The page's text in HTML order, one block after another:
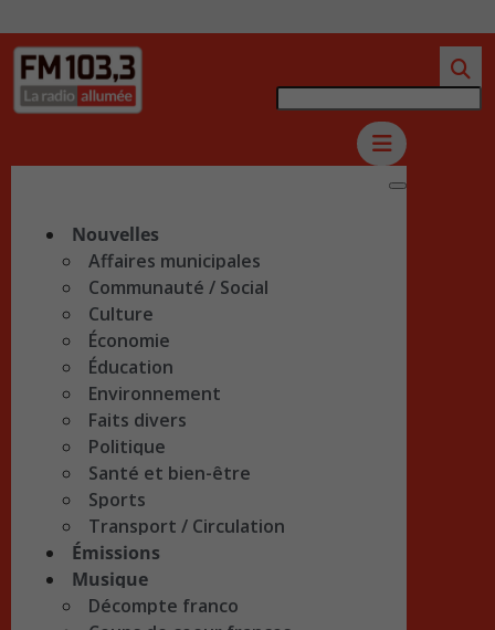
Nouvelles
Affaires municipales
Communauté / Social
Culture
Économie
Éducation
Environnement
Faits divers
Politique
Santé et bien-être
Sports
Transport / Circulation
Émissions
Musique
Décompte franco